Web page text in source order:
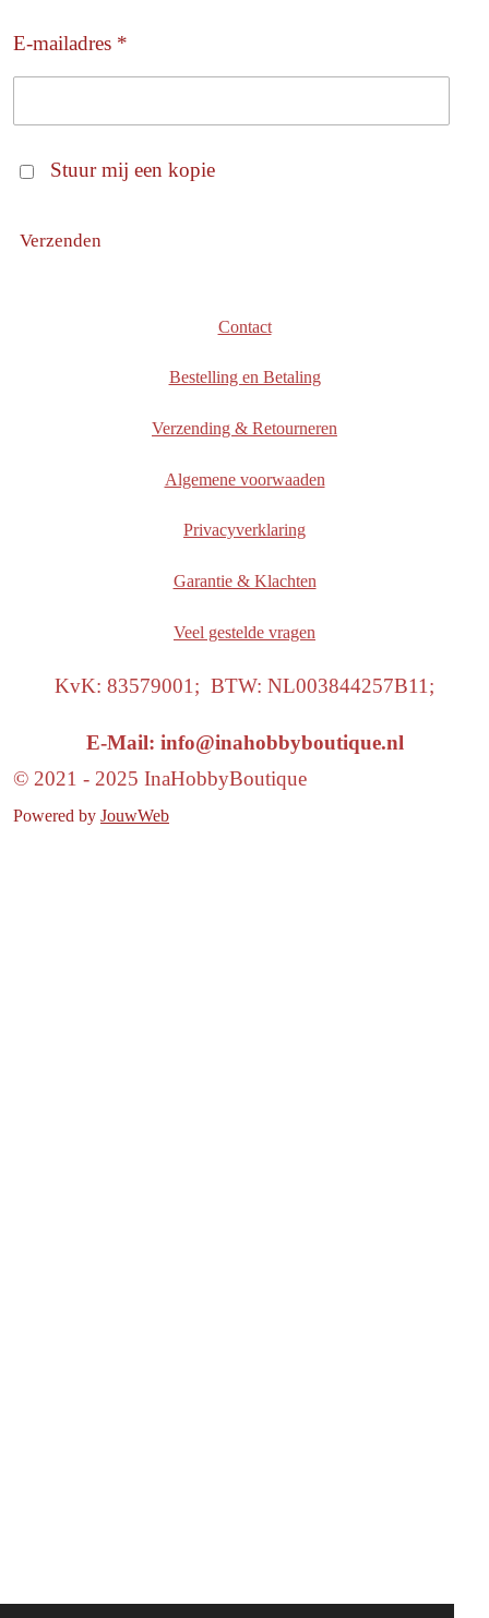
E-mailadres *
Stuur mij een kopie
Verzenden
Contact
Bestelling en Betaling
Verzending & Retourneren
Algemene voorwaaden
Privacyverklaring
Garantie & Klachten
Veel gestelde vragen
KvK: 83579001; BTW: NL003844257B11;
E-Mail: info@inahobbyboutique.nl
© 2021 - 2025 InaHobbyBoutique
Powered by JouwWeb